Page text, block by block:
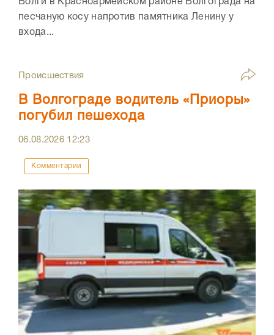
Волги в Красноармейском районе Волгограда на
песчаную косу напротив памятника Ленину у
входа...
Происшествия
В Волгограде водитель «Приоры»
погубил пешехода
06.08.2026 12:23
Комментарии